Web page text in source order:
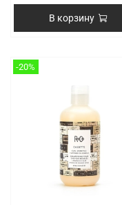
В корзину
-20%